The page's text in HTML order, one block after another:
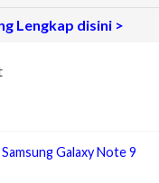
Lengkap disini >
Galaxy Note 9